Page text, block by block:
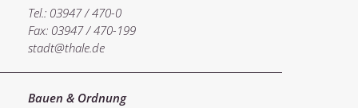
Tel.: 03947 / 470-0
Fax: 03947 / 470-199
stadt@thale.de
Bauen & Ordnung